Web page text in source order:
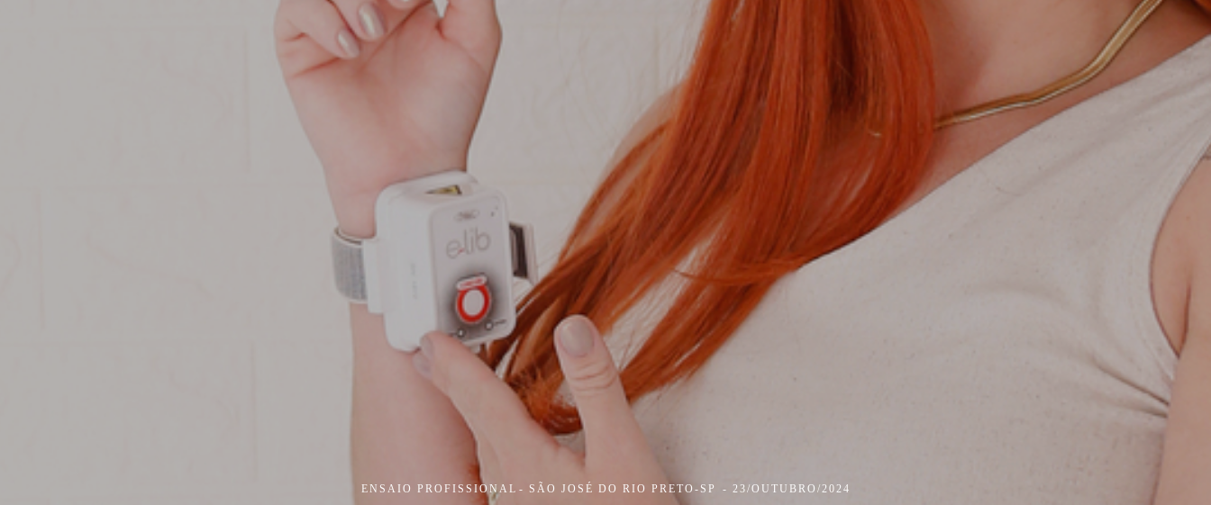
ENSAIO PROFISSIONAL SÃO JOSÉ DO RIO PRETO-SP 23/OUTUBRO/2024